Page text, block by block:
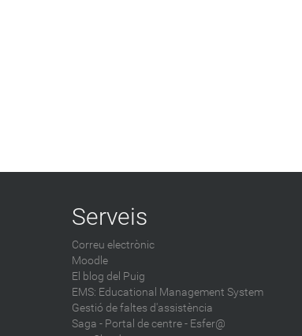
Serveis
Correu electrònic
Moodle
El blog del Puig
EMS: Educational Management System
Gestió de faltes d'assistència
Saga - Portal de centre - Esfer@